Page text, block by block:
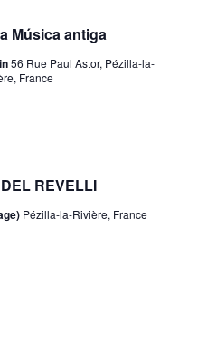
Música antiga
56 Rue Paul Astor, Pézilla-la-
France
REVELLI
Pézilla-la-Rivière, France